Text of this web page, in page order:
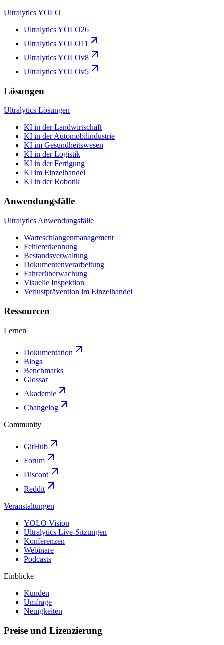
Ultralytics YOLO
Ultralytics YOLO26
Ultralytics YOLO11
Ultralytics YOLOv8
Ultralytics YOLOv5
Lösungen
Ultralytics Lösungen
KI in der Landwirtschaft
KI in der Automobilindustrie
KI im Gesundheitswesen
KI in der Logistik
KI in der Fertigung
KI im Einzelhandel
KI in der Robotik
Anwendungsfälle
Ultralytics Anwendungsfälle
Warteschlangenmanagement
Fehlererkennung
Bestandsverwaltung
Dokumentenverarbeitung
Fahrerüberwachung
Visuelle Inspektion
Verlustprävention im Einzelhandel
Ressourcen
Lernen
Dokumentation
Blogs
Benchmarks
Glossar
Akademie
Changelog
Community
GitHub
Forum
Discord
Reddit
Veranstaltungen
YOLO Vision
Ultralytics Live-Sitzungen
Konferenzen
Webinare
Podcasts
Einblicke
Kunden
Umfrage
Neuigkeiten
Preise und Lizenzierung